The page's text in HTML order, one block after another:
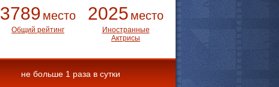
3789 место
Общий рейтинг
2025 место
Иностранные
Актрисы
не больше 1 раза в сутки